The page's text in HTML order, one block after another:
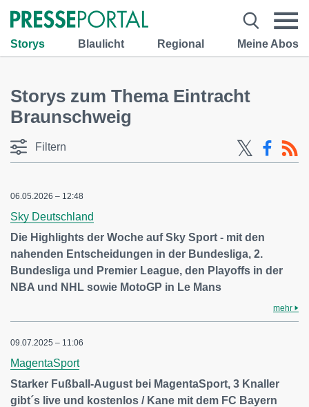
Storys Blaulicht Regional Meine Abos
Storys zum Thema Eintracht
Braunschweig
Filtern
06.05.2026 – 12:48
Sky Deutschland
Die Highlights der Woche auf Sky Sport - mit den
nahenden Entscheidungen in der Bundesliga, 2.
Bundesliga und Premier League, den Playoffs in der
NBA und NHL sowie MotoGP in Le Mans
mehr
09.07.2025 – 11:06
MagentaSport
Starker Fußball-August bei MagentaSport, 3 Knaller
gibt´s live und kostenlos / Kane mit dem FC Bayern